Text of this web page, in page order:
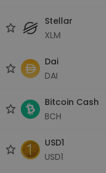
Stellar
XLM
Dai
DAI
Bitcoin Cash
BCH
USD1
USD1